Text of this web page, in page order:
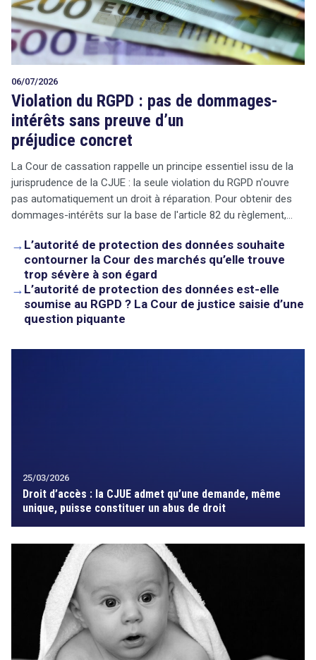
06/07/2026
Violation du RGPD : pas de dommages-
intérêts sans preuve d’un
préjudice concret
La Cour de cassation rappelle un principe essentiel issu de la
jurisprudence de la CJUE : la seule violation du RGPD n'ouvre
pas automatiquement un droit à réparation. Pour obtenir des
dommages-intérêts sur la base de l'article 82 du règlement,…
→ L’autorité de protection des données souhaite
contourner la Cour des marchés qu’elle trouve
trop sévère à son égard
→ L’autorité de protection des données est-elle
soumise au RGPD ? La Cour de justice saisie d’une
question piquante
25/03/2026
Droit d’accès : la CJUE admet qu’une demande, même
unique, puisse constituer un abus de droit